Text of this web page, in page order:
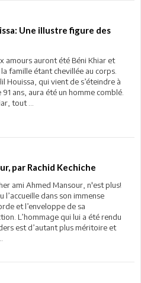
Une illustre figure des
amours auront été Béni Khiar et
la famille étant chevillée au corps.
Houissa, qui vient de s’éteindre à
91 ans, aura été un homme comblé.
tout ...
par Rachid Kechiche
ami Ahmed Mansour, n'est plus!
l’accueille dans son immense
et l’enveloppe de sa
L’hommage qui lui a été rendu
est d’autant plus méritoire et